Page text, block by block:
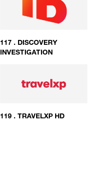
117 . DISCOVERY
INVESTIGATION
119 . TRAVELXP HD